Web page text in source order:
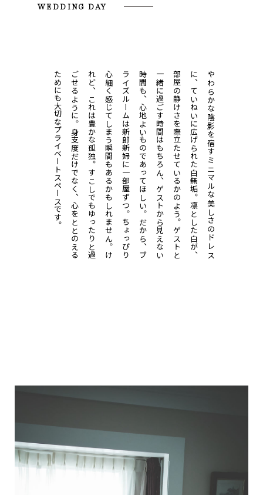
WEDDING DAY
や
わ
ら
か
な
陰
影
を
宿
す
ミ
ニ
マ
ル
な
美
し
さ
の
ド
レ
ス
に
、
ていねいに広げられた白無垢。凛とした白が、
部屋の静けさを際立たせているかのよう。
ゲ
ス
ト
と
一
緒
に
過
ご
す
時
間
は
も
ち
ろ
ん
、
ゲ
ス
ト
か
ら
見
え
な
い
時
間
も
、
心
地
よ
い
も
の
で
あ
っ
て
ほ
し
い
。
だ
か
ら
、
ブ
ラ
イ
ズ
ル
ー
ム
は
新
郎
新
婦
に
一
部
屋
ず
つ
。
ち
ょ
っ
ぴ
り
心
細
く
感
じ
て
し
ま
う
瞬
間
も
あ
る
か
も
し
れ
ま
せ
ん
。
け
れ
ど
、
こ
れ
は
豊
か
な
孤
独
。
す
こ
し
で
も
ゆ
っ
た
り
と
過
ご
せ
る
よ
う
に
。
身
支
度
だ
け
で
な
く
、
心
を
と
と
の
え
る
た
め
に
も
大
切
な
プライベートスペースです。